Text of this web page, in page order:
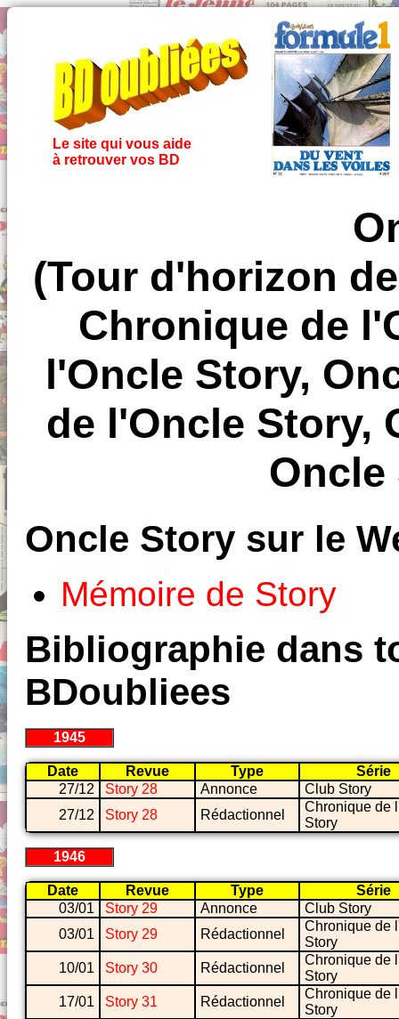
Le site qui vous aide
à retrouver vos BD
(Tour d'horizon
Chronique de
l'Oncle Story,
de l'Oncle Story,
Oncle Story sur le
Mémoire de Story
Bibliographie dans
BDoubliees
1945
Date Revue Type
Série
27/12
Story 28 Annonce
Club Story
27/12
Story 28 Rédactionnel
Chronique de
Story
1946
Date Revue Type
Série
03/01
Story 29 Annonce
Club Story
03/01
Story 29 Rédactionnel
Chronique de
Story
10/01
Story 30 Rédactionnel
Chronique de
Story
17/01
Story 31 Rédactionnel
Chronique de
Story